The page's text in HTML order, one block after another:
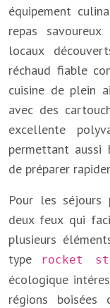
équipement
repas
locaux
réchaud fiable
cuisine de plein
avec des
excellente
permettant
de préparer
Pour les séjours
deux feux qui
plusieurs
type
rocket
écologique
régions